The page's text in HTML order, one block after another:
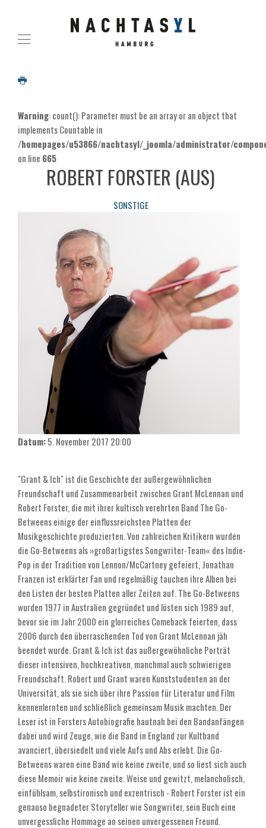
Warning: count(): Parameter must be an array or an object that
implements Countable in
/homepages/u53866/nachtasyl/_joomla/administrator/
on line 665
ROBERT FORSTER (AUS)
SONSTIGE
Datum:5. November 2017 20:00
"Grant & Ich" ist die Geschichte der außergewöhnlichen
Freundschaft und Zusammenarbeit zwischen Grant McLennan und
Robert Forster, die mit ihrer kultisch verehrten Band The Go-
Betweens einige der einflussreichsten Platten der
Musikgeschichte produzierten. Von zahlreichen Kritikern wurden
die Go-Betweens als »großartigstes Songwriter-Team« des Indie-
Pop in der Tradition von Lennon/McCartney gefeiert, Jonathan
Franzen ist erklärter Fan und regelmäßig tauchen ihre Alben bei
den Listen der besten Platten aller Zeiten auf. The Go-Betweens
wurden 1977 in Australien gegründet und lösten sich 1989 auf,
bevor sie im Jahr 2000 ein glorreiches Comeback feierten, dass
2006 durch den überraschenden Tod von Grant McLennan jäh
beendet wurde. Grant & Ich ist das außergewöhnliche Porträt
dieser intensiven, hochkreativen, manchmal auch schwierigen
Freundschaft. Robert und Grant waren Kunststudenten an der
Universität, als sie sich über ihre Passion für Literatur und Film
kennenlernten und schließlich gemeinsam Musik machten. Der
Leser ist in Forsters Autobiografie hautnah bei den Bandanfängen
dabei und wird Zeuge, wie die Band in England zur Kultband
avanciert, übersiedelt und viele Aufs und Abs erlebt. Die Go-
Betweens waren eine Band wie keine zweite, und so liest sich auch
diese Memoir wie keine zweite. Weise und gewitzt, melancholisch,
einfühlsam, selbstironisch und exzentrisch - Robert Forster ist ein
genauso begnadeter Storyteller wie Songwriter, sein Buch eine
unvergessliche Hommage an seinen unvergessenen Freund.